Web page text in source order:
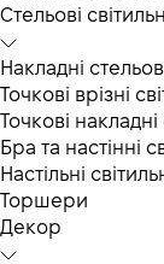
Cтельові
Накладні
Точкові врізні
Точкові
Бра та настінні
Настільні
Торшери
Декор